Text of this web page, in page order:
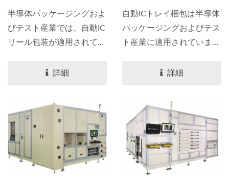
ることができます。
半導体パッケージングおよ
びテスト産業では、自動IC
リール包装が適用されてい
詳細
自動ICトレイ梱包は半導体
パッケージングおよびテス
ト産業に適用されていま
詳細